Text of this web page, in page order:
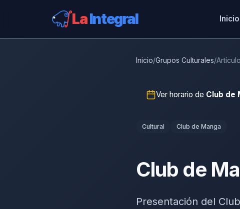
LaIntegral Inicio
Inicio/Grupos Culturales/Artículo
Ver horario de Club de
Cultural Club de Manga
Club de
Presentación del